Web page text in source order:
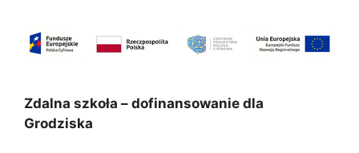
Zdalna szkoła – dofinansowanie dla
Grodziska